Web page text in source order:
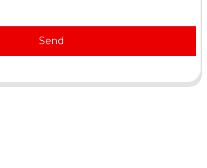
Send